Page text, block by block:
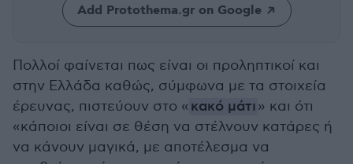
Add Protothema.gr on Google
Πολλοί φαίνεται πως είναι οι προληπτικοί και
στην Ελλάδα καθώς, σύμφωνα με τα στοιχεία
έρευνας, πιστεύουν στο « κακό μάτι» και ότι
«κάποιοι είναι σε θέση να στέλνουν κατάρες ή
να κάνουν μαγικά, με αποτέλεσμα να